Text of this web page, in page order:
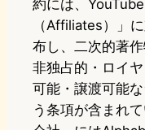
約には、
（Affiliates）」
布し、二次的著
非独占的・ロイ
可能・譲渡可能
う条項が含まれ